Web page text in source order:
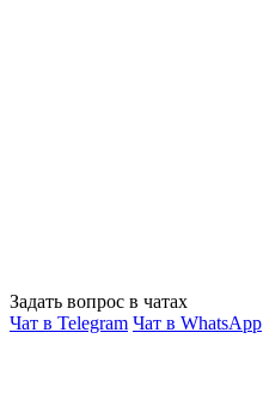
Задать вопрос в чатах
Чат в Telegram Чат в WhatsApp